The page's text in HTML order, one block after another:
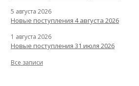
5 августа 2026
Новые поступления 4 августа 2026
1 августа 2026
Новые поступления 31 июля 2026
Все записи